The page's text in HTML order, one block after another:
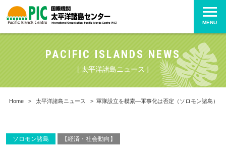
MENU
PACIFIC ISLANDS NEWS
[ 太平洋諸島ニュース ]
Home > 太平洋諸島ニュース > 軍隊設立を模索―軍事化は否定（ソロモン諸島）
ソロモン諸島 【経済・社会動向】